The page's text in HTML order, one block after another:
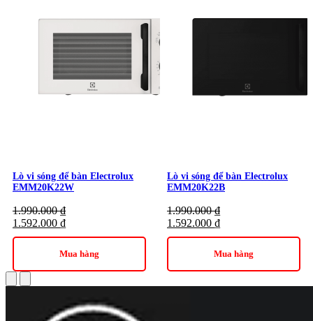
sản phẩm này chắc chắn sẽ làm hài lòng ngay cả những khách
hàng khó tính nhất.
Danh mục:Thiết Bị Bếp Lò Vi Sóng
Thiết bị nhà bếp Electrolux
Lò vi sóng để bàn Electrolux
EMM20K22W
1.990.000₫
1.592.000 ₫
Mua hàng
Lò vi sóng để bàn Electrolux
EMM20K22B
1.990.000₫
1.592.000 ₫
Mua hàng